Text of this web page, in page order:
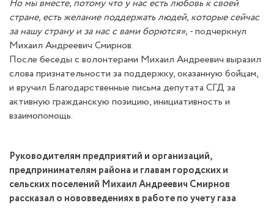
Но мы вместе, потому что у нас есть любовь к своей
стране, есть желание поддержать людей, которые сейчас
за нашу страну и за нас с вами борются», - подчеркнул
Михаил Андреевич Смирнов.
После беседы с волонтерами Михаил Андреевич выразил
слова признательности за поддержку, оказанную бойцам,
и вручил Благодарственные письма депутата СГД за
активную гражданскую позицию, инициативность и
взаимопомощь.
Руководителям предприятий и организаций,
предпринимателям района и главам городских и
сельских поселений Михаил Андреевич Смирнов
рассказал о нововведениях в работе по учету газа